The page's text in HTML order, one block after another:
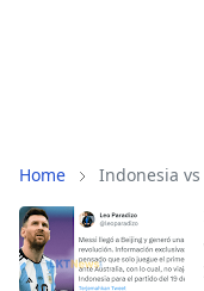
Home Indonesia